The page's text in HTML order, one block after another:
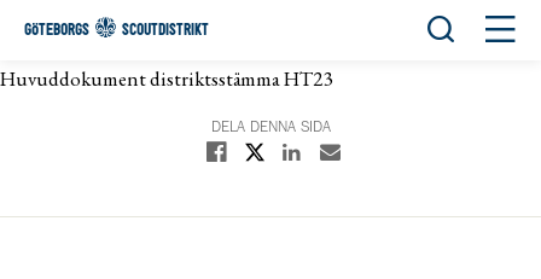
GÖTEBORGS SCOUTDISTRIKT Öppna
Huvuddokument distriktsstämma HT23
DELA DENNA SIDA
Dela på Facebook
Dela på XDela på Linkedin
Dela med E-post